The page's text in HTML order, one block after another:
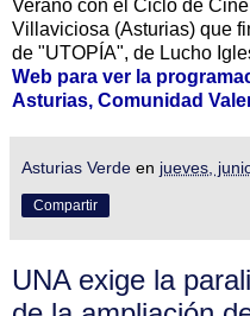
Verano con el Ciclo de
Villaviciosa (Asturias) que
de "UTOPÍA", de Lucho
Web para ver la
Asturias, Comunidad
Asturias Verde en jueves,
Compartir
UNA exige la